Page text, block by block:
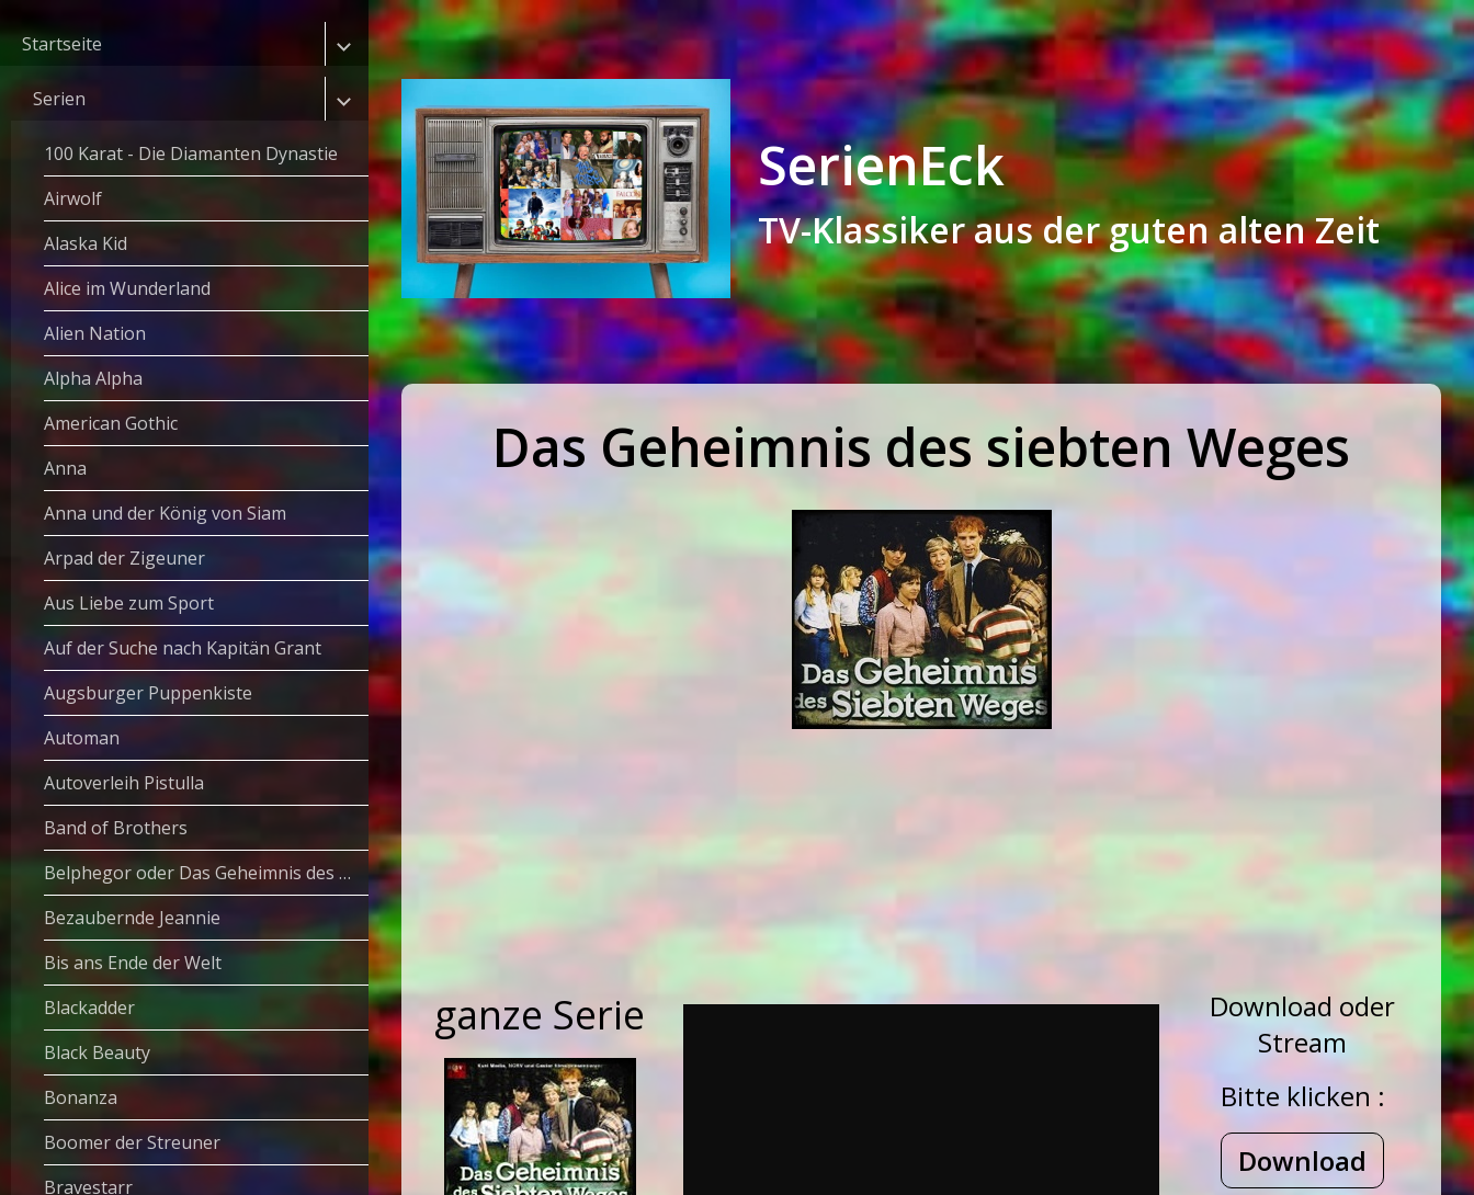
Startseite
Serien
100 Karat - Die Diamanten Dynastie
Airwolf
Alaska Kid
Alice im Wunderland
Alien Nation
Alpha Alpha
American Gothic
Anna
Anna und der König von Siam
Arpad der Zigeuner
Aus Liebe zum Sport
Auf der Suche nach Kapitän Grant
Augsburger Puppenkiste
Automan
Autoverleih Pistulla
Band of Brothers
Belphegor oder Das Geheimnis des Louvre
Bezaubernde Jeannie
Bis ans Ende der Welt
Blackadder
Black Beauty
Bonanza
Boomer der Streuner
Bravestarr
SerienEck
TV-Klassiker aus der guten alten Zeit
Das Geheimnis des siebten Weges
ganze Serie
Download oder
Stream
Bitte klicken :
Download